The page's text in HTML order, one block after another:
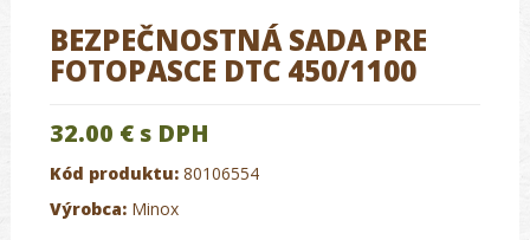
BEZPEČNOSTNÁ SADA PRE
FOTOPASCE DTC 450/1100
32.00 € s DPH
Kód produktu: 80106554
Výrobca: Minox